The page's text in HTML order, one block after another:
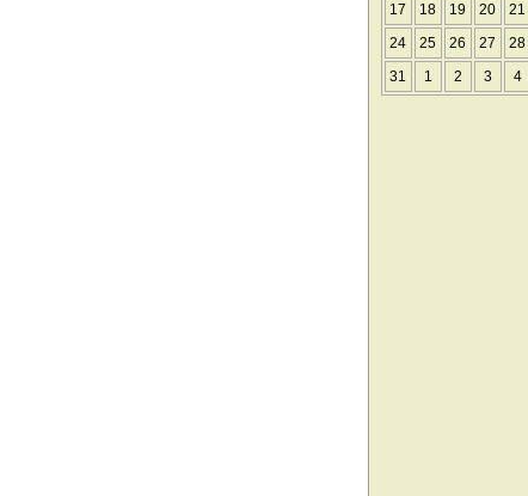
17 18 19 20 21
24 25 26 27 28
31 1 2 3 4